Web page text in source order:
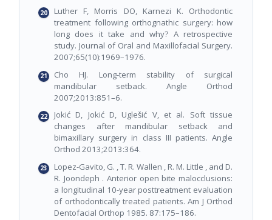
Luther F, Morris DO, Karnezi K. Orthodontic
treatment following orthognathic surgery: how
long does it take and why? A retrospective
study. Journal of Oral and Maxillofacial Surgery.
2007;65(10):1969–1976.
Cho HJ. Long-term stability of surgical
mandibular setback. Angle Orthod
2007;2013:851–6.
Jokić D, Jokić D, Uglešić V, et al. Soft tissue
changes after mandibular setback and
bimaxillary surgery in class III patients. Angle
Orthod 2013;2013:364.
Lopez-Gavito, G. , T. R. Wallen , R. M. Little , and D.
R. Joondeph . Anterior open bite malocclusions:
a longitudinal 10-year posttreatment evaluation
of orthodontically treated patients. Am J Orthod
Dentofacial Orthop 1985. 87:175–186.